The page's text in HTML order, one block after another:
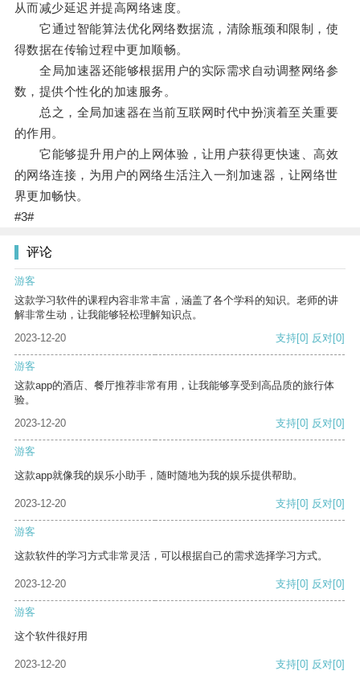
从而减少延迟并提高网络速度。
它通过智能算法优化网络数据流，清除瓶颈和限制，使
得数据在传输过程中更加顺畅。
全局加速器还能够根据用户的实际需求自动调整网络参
数，提供个性化的加速服务。
总之，全局加速器在当前互联网时代中扮演着至关重要
的作用。
它能够提升用户的上网体验，让用户获得更快速、高效
的网络连接，为用户的网络生活注入一剂加速器，让网络世
界更加畅快。
#3#
评论
游客
这款学习软件的课程内容非常丰富，涵盖了各个学科的知识。老师的讲
解非常生动，让我能够轻松理解知识点。
2023-12-20
支持[0] 反对[0]
游客
这款app的酒店、餐厅推荐非常有用，让我能够享受到高品质的旅行体
验。
2023-12-20
支持[0] 反对[0]
游客
这款app就像我的娱乐小助手，随时随地为我的娱乐提供帮助。
2023-12-20 支持[0] 反对[0]
游客
这款软件的学习方式非常灵活，可以根据自己的需求选择学习方式。
2023-12-20 支持[0] 反对[0]
游客
这个软件很好用
2023-12-20 支持[0] 反对[0]